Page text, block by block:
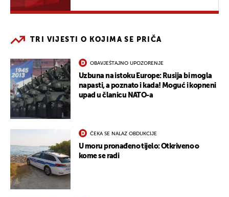
TRI VIJESTI O KOJIMA SE PRIČA
OBAVJEŠTAJNO UPOZORENJE
Uzbuna na istoku Europe: Rusija bi mogla
napasti, a poznato i kada! Moguć i kopneni
upad u članicu NATO-a
ČEKA SE NALAZ OBDUKCIJE
U moru pronađeno tijelo: Otkriveno o
kome se radi